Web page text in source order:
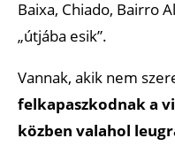
Baixa, Chiado, Bairro
„útjába esik”.
Vannak, akik nem
felkapaszkodnak a
közben valahol